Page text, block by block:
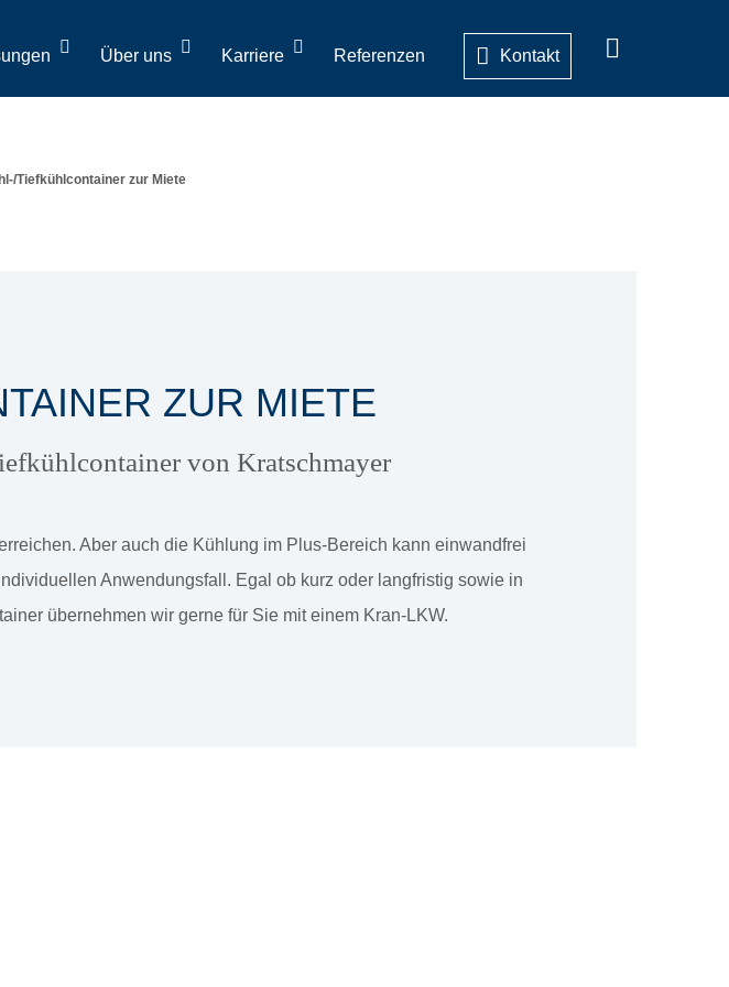
Über uns Karriere Referenzen Kontakt
Tiefkühlcontainer zur Miete
ZUR MIETE
von Kratschmayer
Aber auch die Kühlung im Plus-Bereich kann einwandfrei
Anwendungsfall. Egal ob kurz oder langfristig sowie in
übernehmen wir gerne für Sie mit einem Kran-LKW.